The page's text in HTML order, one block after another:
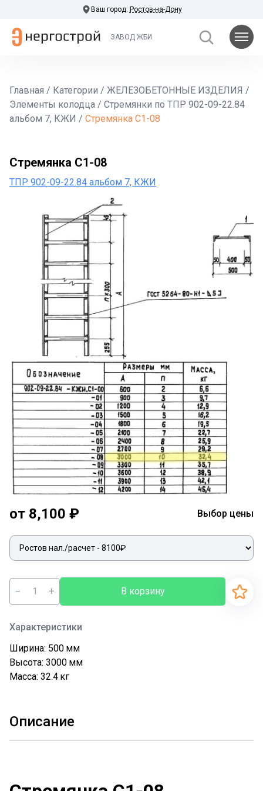
Ваш город: Ростов-на-Дону
ЗАВОД ЖБИ
Главная / Категории / ЖЕЛЕЗОБЕТОННЫЕ ИЗДЕЛИЯ /
Элементы колодца / Стремянки по ТПР 902-09-22.84
альбом 7, КЖИ / Стремянка С1-08
Стремянка С1-08
ТПР 902-09-22.84 альбом 7, КЖИ
от 8,100 ₽ Выбор цены
− + В корзину
Характеристики
Ширина: 500 мм
Высота: 3000 мм
Масса: 32.4 кг
Описание